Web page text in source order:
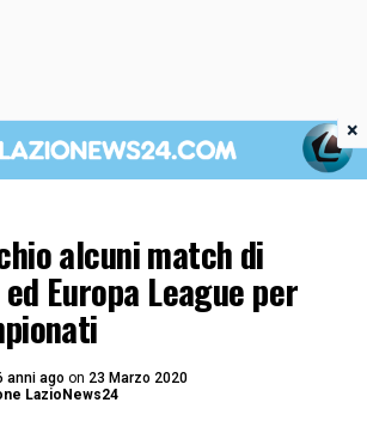
alcuni match di
Europa League per
anni ago on 23 Marzo 2020
LazioNews24
×